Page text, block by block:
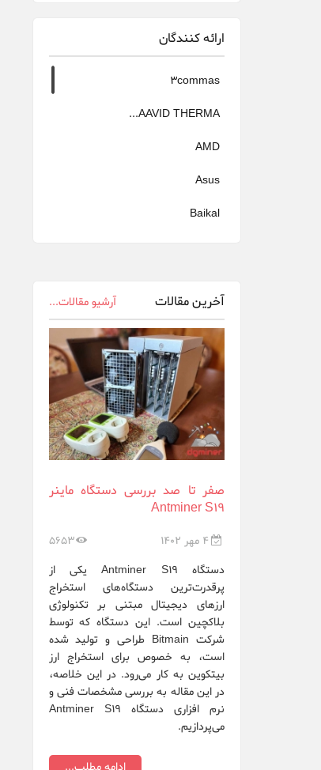
ارائه کنندگان
3commas
AAVID THERMA...
AMD
Asus
Baikal
canaan
Cheetah Miner
Dehn
Delta
DGminer
FusionSilicon
Gigabyte
innosilicon
Ledger Wallet
Ningbo Sheng...
Nvidia
Obelisk
آخرین مقالات آرشیو مقالات...
صفر تا صد بررسی دستگاه ماینر
Antminer S19
4 مهر 1402
5653
دستگاه Antminer S19 یکی از
پرقدرت‌ترین دستگاه‌های استخراج
ارزهای دیجیتال مبتنی بر تکنولوژی
بلاکچین است. این دستگاه که توسط
شرکت Bitmain طراحی و تولید شده
است، به خصوص برای استخراج ارز
بیتکوین به کار می‌رود. در این خلاصه،
در این مقاله به بررسی مشخصات فنی و
نرم افزاری دستگاه Antminer S19
می‌پردازیم.